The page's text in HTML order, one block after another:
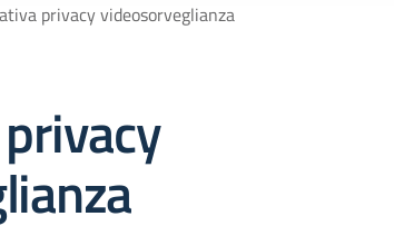
privacy videosorveglianza